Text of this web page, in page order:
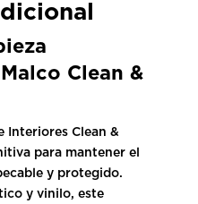
Clean &
Interiores Clean &
para mantener el
y protegido.
y vinilo, este